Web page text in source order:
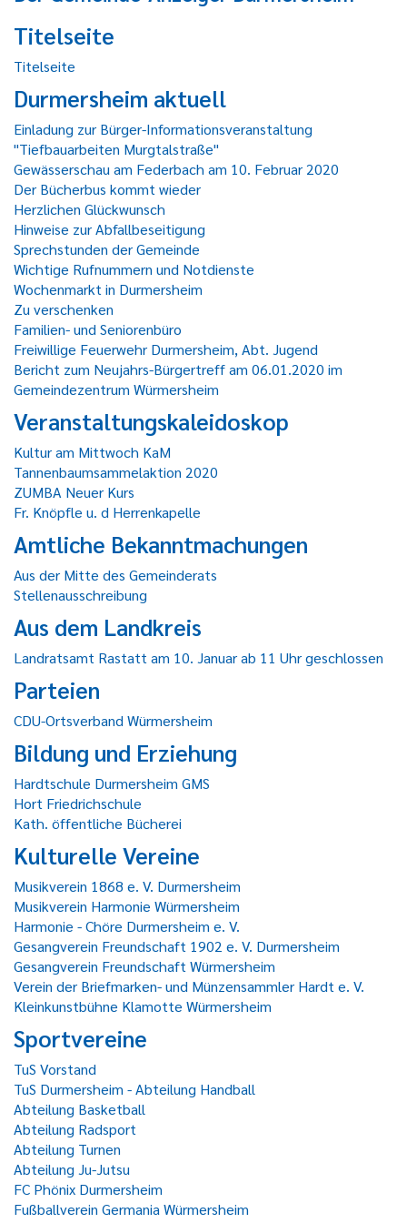
Titelseite
Titelseite
Durmersheim aktuell
Einladung zur Bürger-Informationsveranstaltung
"Tiefbauarbeiten Murgtalstraße"
Gewässerschau am Federbach am 10. Februar 2020
Der Bücherbus kommt wieder
Herzlichen Glückwunsch
Hinweise zur Abfallbeseitigung
Sprechstunden der Gemeinde
Wichtige Rufnummern und Notdienste
Wochenmarkt in Durmersheim
Zu verschenken
Familien- und Seniorenbüro
Freiwillige Feuerwehr Durmersheim, Abt. Jugend
Bericht zum Neujahrs-Bürgertreff am 06.01.2020 im
Gemeindezentrum Würmersheim
Veranstaltungskaleidoskop
Kultur am Mittwoch KaM
Tannenbaumsammelaktion 2020
ZUMBA Neuer Kurs
Fr. Knöpfle u. d Herrenkapelle
Amtliche Bekanntmachungen
Aus der Mitte des Gemeinderats
Stellenausschreibung
Aus dem Landkreis
Landratsamt Rastatt am 10. Januar ab 11 Uhr geschlossen
Parteien
CDU-Ortsverband Würmersheim
Bildung und Erziehung
Hardtschule Durmersheim GMS
Hort Friedrichschule
Kath. öffentliche Bücherei
Kulturelle Vereine
Musikverein 1868 e. V. Durmersheim
Musikverein Harmonie Würmersheim
Harmonie - Chöre Durmersheim e. V.
Gesangverein Freundschaft 1902 e. V. Durmersheim
Gesangverein Freundschaft Würmersheim
Verein der Briefmarken- und Münzensammler Hardt e. V.
Kleinkunstbühne Klamotte Würmersheim
Sportvereine
TuS Vorstand
TuS Durmersheim - Abteilung Handball
Abteilung Basketball
Abteilung Radsport
Abteilung Turnen
Abteilung Ju-Jutsu
FC Phönix Durmersheim
Fußballverein Germania Würmersheim